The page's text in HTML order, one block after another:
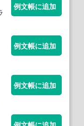
例文帳に追加
例文帳に追加
例文帳に追加